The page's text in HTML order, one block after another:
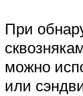
При
можно
или